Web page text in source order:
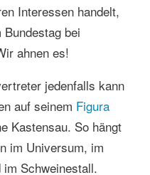
Interessen handelt,
bei
ahnen es!
jedenfalls kann
auf seinem Figura
Kastensau. So hängt
im Universum, im
im Schweinestall.